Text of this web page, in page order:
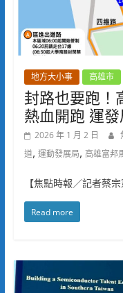
地方大小事 高雄市
封路也要跑！
熱血開跑 運
2026 年 1 月 2 日
道, 運動發展局, 高雄富邦
【焦點時報／記者蔡
Read more